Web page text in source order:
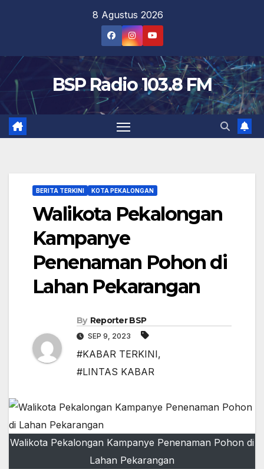
8 Agustus 2026
BSP Radio 103.8 FM
BERITA TERKINI KOTA PEKALONGAN
Walikota Pekalongan
Kampanye
Penenaman Pohon di
Lahan Pekarangan
By Reporter BSP
SEP 9, 2023
#KABAR TERKINI,
#LINTAS KABAR
Walikota Pekalongan Kampanye Penenaman Pohon di
Lahan Pekarangan